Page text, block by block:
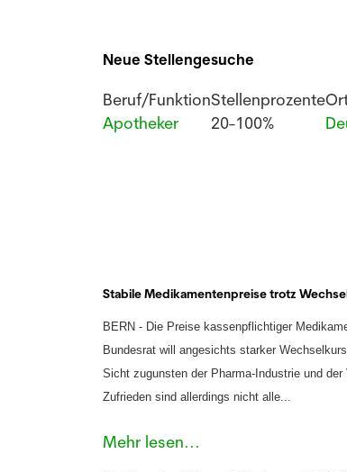
Neue Stellengesuche
Beruf/FunktionStellenprozente
Apotheker
20-100%
Stabile Medikamentenpreise trotz
BERN - Die Preise kassenpflichtiger
Bundesrat will angesichts starker
Sicht zugunsten der Pharma-Industrie und der
Zufrieden sind allerdings nicht alle...
Mehr lesen...